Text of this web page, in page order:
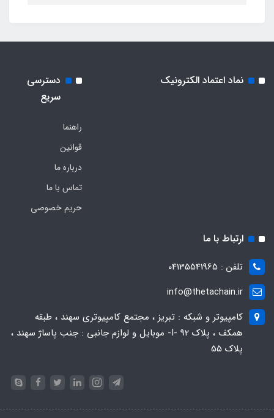
نماد اعتماد الکترونیک
دسترسی
سریع
راهنما
قوانین
درباره ما
تماس با ما
حریم خصوصی
ارتباط با ما
تلفن : 04135541965
info@thetachain.ir
کامپیوتر و شبکه : تبریز ، مجتمع کامپیوتری سهند ، طبقه
همکف ، پلاک 92 -I- موبایل و لوازم جانبی : جنب پاساژ سهند ،
پلاک 55